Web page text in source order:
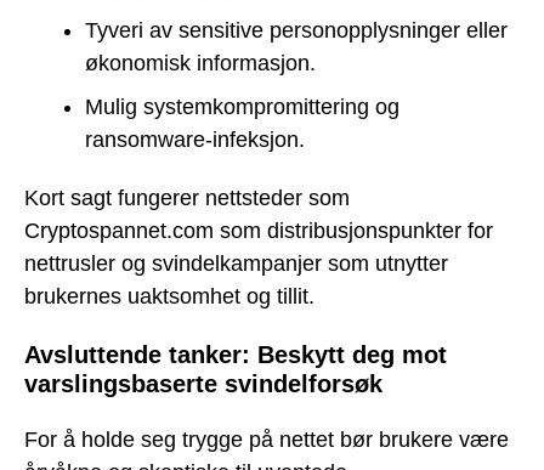
Tyveri av sensitive personopplysninger eller
økonomisk informasjon.
Mulig systemkompromittering og
ransomware-infeksjon.
Kort sagt fungerer nettsteder som
Cryptospannet.com som distribusjonspunkter for
nettrusler og svindelkampanjer som utnytter
brukernes uaktsomhet og tillit.
Avsluttende tanker: Beskytt deg mot
varslingsbaserte svindelforsøk
For å holde seg trygge på nettet bør brukere være